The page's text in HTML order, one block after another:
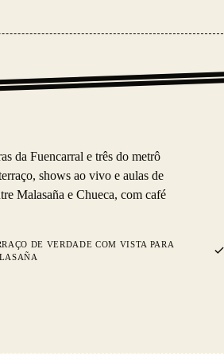
da Fuencarral e três do metrô
shows ao vivo e aulas de
Malasaña e Chueca, com café
DE VERDADE COM VISTA PARA